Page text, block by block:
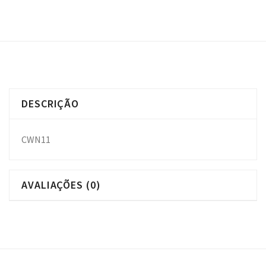
DESCRIÇÃO
CWN11
AVALIAÇÕES (0)